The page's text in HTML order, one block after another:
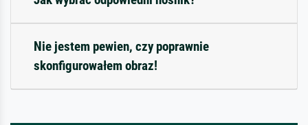
Nie jestem pewien, czy poprawnie
skonfigurowałem obraz!